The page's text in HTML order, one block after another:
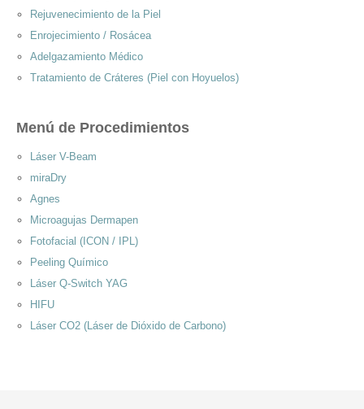
Rejuvenecimiento de la Piel
Enrojecimiento / Rosácea
Adelgazamiento Médico
Tratamiento de Cráteres (Piel con Hoyuelos)
Menú de Procedimientos
Láser V-Beam
miraDry
Agnes
Microagujas Dermapen
Fotofacial (ICON / IPL)
Peeling Químico
Láser Q-Switch YAG
HIFU
Láser CO2 (Láser de Dióxido de Carbono)